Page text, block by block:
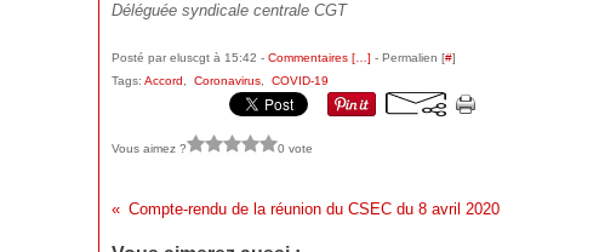
Déléguée syndicale centrale CGT
Posté par eluscgt à 15:42 - Commentaires [ ] - Permalien [#]
Tags: Accord Coronavirus COVID-19
Vous aimez ? 0 vote
Compte-rendu de la réunion du CSEC du 8 avril 2020